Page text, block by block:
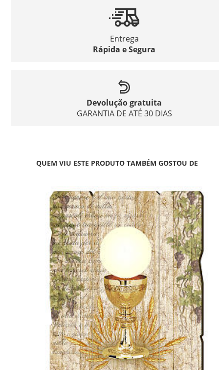
Entrega
Rápida e Segura
Devolução gratuita
GARANTIA DE ATÉ 30 DIAS
QUEM VIU ESTE PRODUTO TAMBÉM GOSTOU DE